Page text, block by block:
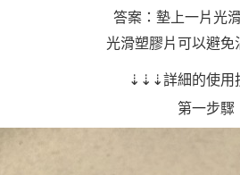
答案：墊上一片光
光滑塑膠片可以避免
⇣⇣⇣詳細的使用
第一步驟